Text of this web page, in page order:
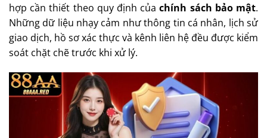
hợp cần thiết theo quy định củachính sách bảo mật.
Những dữ liệu nhạy cảm như thông tin cá nhân, lịch sử
giao dịch, hồ sơ xác thực và kênh liên hệ đều được kiểm
soát chặt chẽ trước khi xử lý.